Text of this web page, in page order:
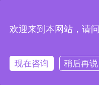
MES管理系统 设备管
2022001416号-2|网站地图
欢迎来到本网站，请
现在咨询 稍后再说